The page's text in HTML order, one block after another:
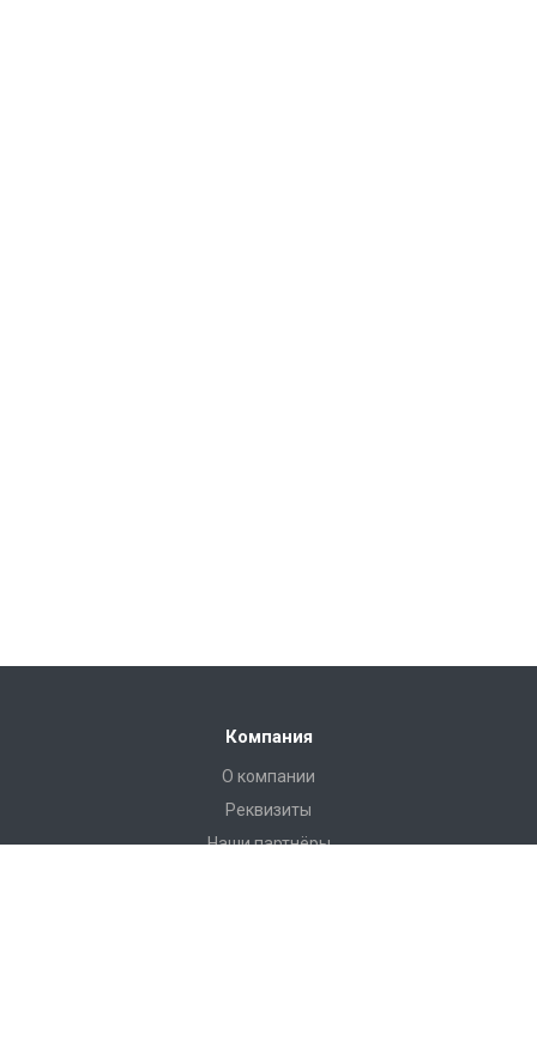
Компания
О компании
Реквизиты
Наши партнёры